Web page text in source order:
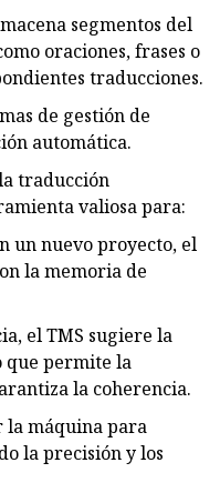
segmentos del
oraciones, frases o
traducciones.
de gestión de
automática.
traducción
valiosa para:
un nuevo proyecto, el
la memoria de
el TMS sugiere la
que permite la
la coherencia.
la máquina para
la precisión y los